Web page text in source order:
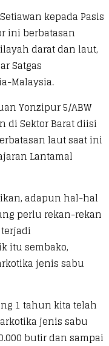
kepada Pasis
ini berbatasan
darat dan laut,
Satgas
Malaysia.
Yonzipur 5/ABW
di Sektor Barat diisi
laut saat ini
Lantamal
adapun hal-hal
perlu rekan-rekan
itu sembako,
jenis sabu
1 tahun kita telah
jenis sabu
butir dan sampai